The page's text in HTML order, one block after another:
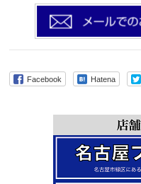
Facebook Hatena